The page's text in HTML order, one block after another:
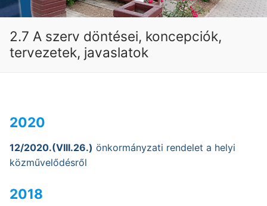
2.7 A szerv döntései, koncepciók,
tervezetek, javaslatok
2020
12/2020.(VIII.26.) önkormányzati rendelet a helyi
közművelődésről
2018